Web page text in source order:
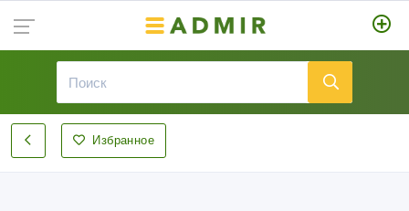
Избранное